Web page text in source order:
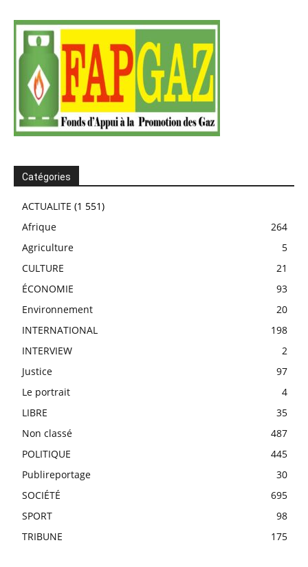
Catégories
ACTUALITE (1 551)
Afrique
264
Agriculture
5
CULTURE
21
ÉCONOMIE
93
Environnement
20
INTERNATIONAL
198
INTERVIEW
2
Justice
97
Le portrait
4
LIBRE
35
Non classé
487
POLITIQUE
445
Publireportage
30
SOCIÉTÉ
695
SPORT
98
TRIBUNE
175